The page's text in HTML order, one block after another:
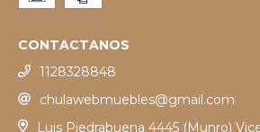
CONTACTANOS
1128328848
chulawebmuebles@gmail.com
Luis Piedrabuena 4445 (Munro)